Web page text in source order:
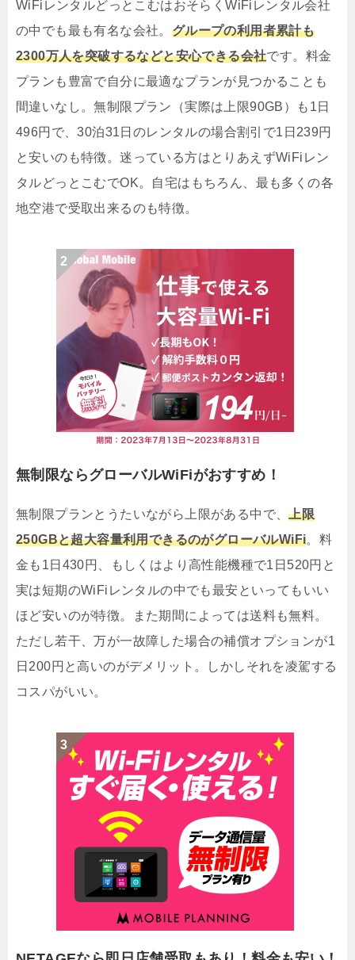
WiFiレンタルどっとこむはおそらくWiFiレンタル会社
の中でも最も有名な会社。 グループの利用者累計も
2300万人を突破するなどと安心できる会社です。料金
プランも豊富で自分に最適なプランが見つかることも
間違いなし。無制限プラン（実際は上限90GB）も1日
496円で、30泊31日のレンタルの場合割引で1日239円
と安いのも特徴。迷っている方はとりあえずWiFiレン
タルどっとこむでOK。自宅はもちろん、最も多くの各
地空港で受取出来るのも特徴。
無制限ならグローバルWiFiがおすすめ！
無制限プランとうたいながら上限がある中で、上限
250GBと超大容量利用できるのがグローバルWiFi。料
金も1日430円、もしくはより高性能機種で1日520円と
実は短期のWiFiレンタルの中でも最安といってもいい
ほど安いのが特徴。また期間によっては送料も無料。
ただし若干、万が一故障した場合の補償オプションが1
日200円と高いのがデメリット。しかしそれを凌駕する
コスパがいい。